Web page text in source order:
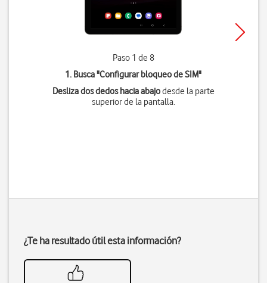
Paso 1 de 8
1. Busca "Configurar bloqueo de SIM"
Desliza dos dedos hacia abajodesde la parte
superior de la pantalla.
¿Te ha resultado útil esta información?